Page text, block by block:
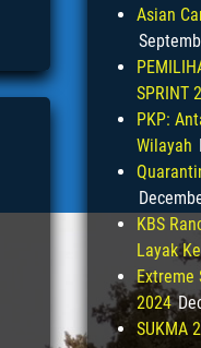
Asian
SPRINT
PKP:
Wilayah
KBS
Layak
Extreme
2024
SUKMA